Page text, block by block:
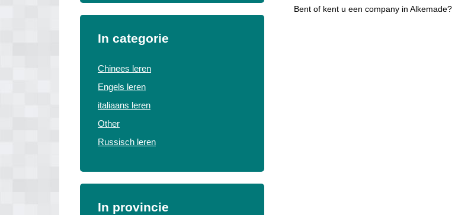
In categorie
Chinees leren
Engels leren
italiaans leren
Other
Russisch leren
In provincie
Bent of kent u een company in Alkemade?